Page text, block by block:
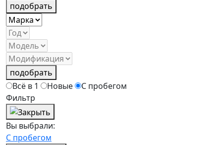
подобрать
подобрать
Всё в 1
Новые
С пробегом
Фильтр
Вы выбрали:
С пробегом